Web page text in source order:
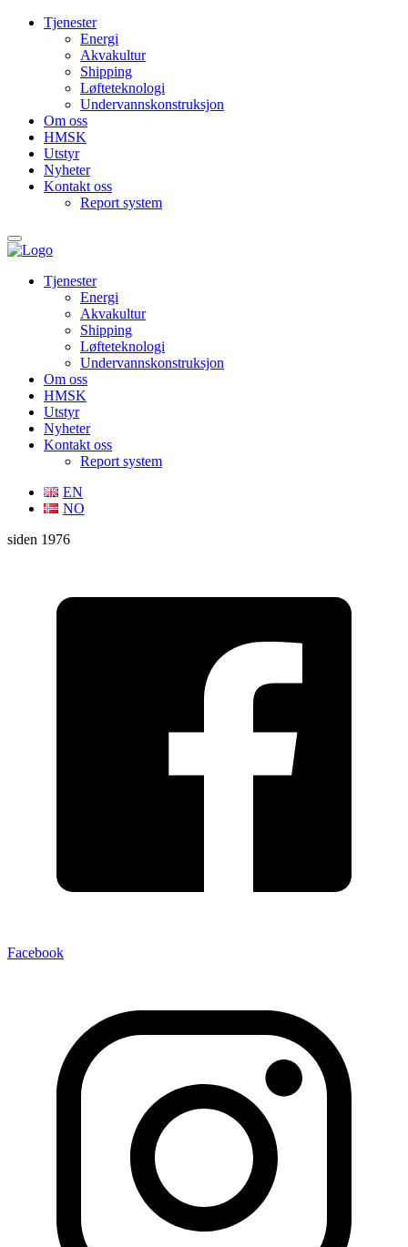
Tjenester
Energi
Akvakultur
Shipping
Løfteteknologi
Undervanns­konstruksjon
Om oss
HMSK
Utstyr
Nyheter
Kontakt oss
Report system
Tjenester
Energi
Akvakultur
Shipping
Løfteteknologi
Undervanns­konstruksjon
Om oss
HMSK
Utstyr
Nyheter
Kontakt oss
Report system
EN
NO
siden 1976
Facebook